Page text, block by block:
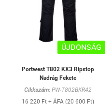
ÚJDONSÁG
Portwest T802 KX3 Ripstop
Nadrág Fekete
Cikkszám: PW-T802BKR42
16 220 Ft + ÁFA (20 600 Ft)